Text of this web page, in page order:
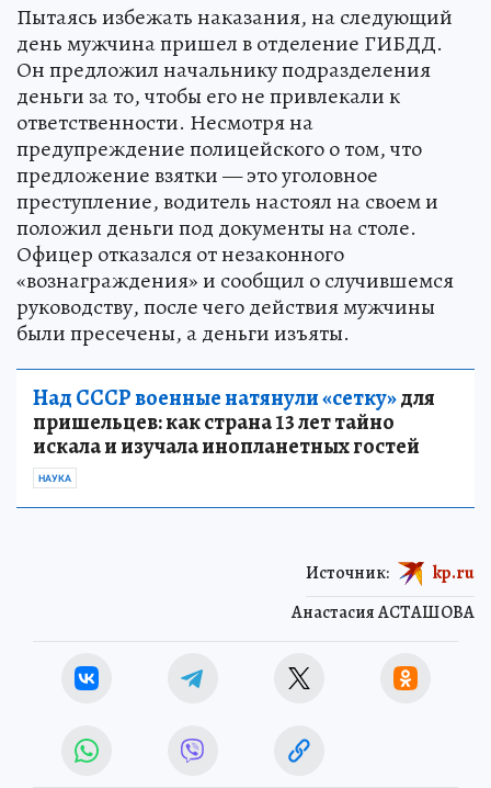
Пытаясь избежать наказания, на следующий
день мужчина пришел в отделение ГИБДД.
Он предложил начальнику подразделения
деньги за то, чтобы его не привлекали к
ответственности. Несмотря на
предупреждение полицейского о том, что
предложение взятки — это уголовное
преступление, водитель настоял на своем и
положил деньги под документы на столе.
Офицер отказался от незаконного
«вознаграждения» и сообщил о случившемся
руководству, после чего действия мужчины
были пресечены, а деньги изъяты.
Над СССР военные натянули «сетку»для
пришельцев: как страна 13 лет тайно
искала и изучала инопланетных гостей
НАУКА
Анастасия АСТАШОВА
Источник: kp.ru